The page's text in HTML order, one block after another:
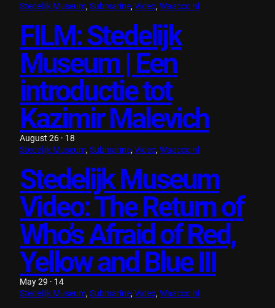
Stedelijk Museum, Submarine, Video, Waacco.nl
FILM: Stedelijk
Museum | Een
introductie tot
Kazimir Malevich
August 26 · 18
Stedelijk Museum, Submarine, Video, Waacco.nl
Stedelijk Museum
Video: The Return of
Who’s Afraid of Red,
Yellow and Blue III
May 29 · 14
Stedelijk Museum, Submarine, Video, Waacco.nl